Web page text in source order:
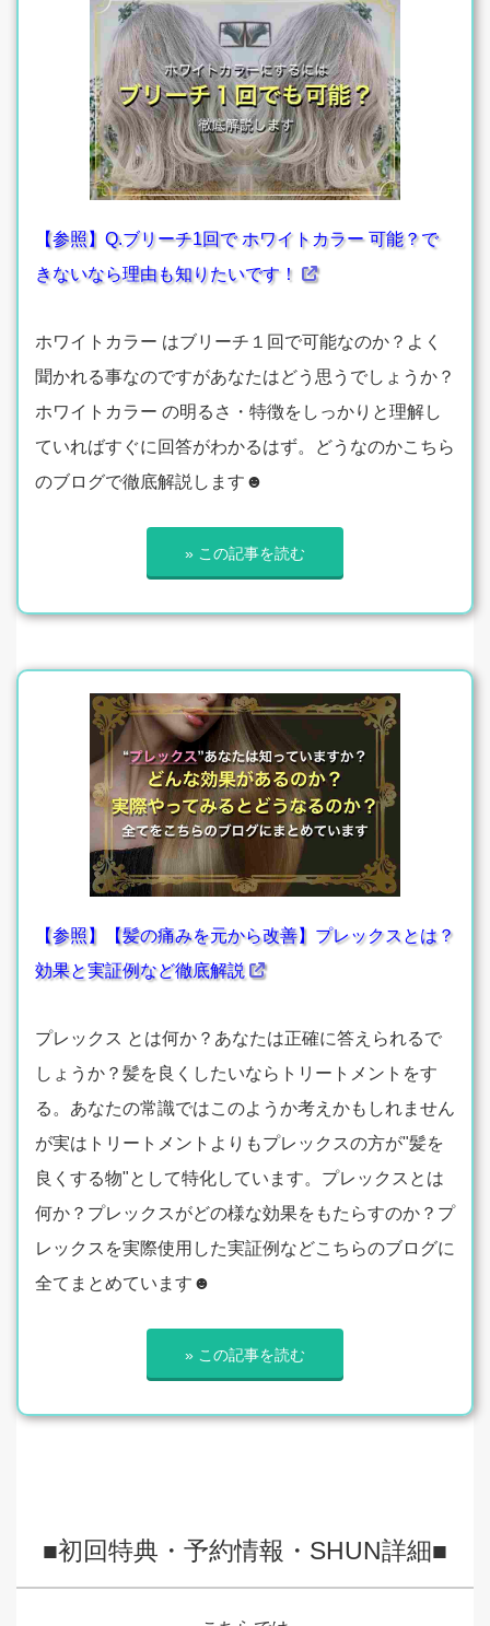
【参照】Q.ブリーチ1回で ホワイトカラー 可能？で
きないなら理由も知りたいです！
ホワイトカラー はブリーチ１回で可能なのか？よく
聞かれる事なのですがあなたはどう思うでしょうか？
ホワイトカラー の明るさ・特徴をしっかりと理解し
ていればすぐに回答がわかるはず。どうなのかこちら
のブログで徹底解説します☻
» この記事を読む
【参照】【髪の痛みを元から改善】プレックスとは？
効果と実証例など徹底解説
プレックス とは何か？あなたは正確に答えられるで
しょうか？髪を良くしたいならトリートメントをす
る。あなたの常識ではこのようか考えかもしれません
が実はトリートメントよりもプレックスの方が"髪を
良くする物"として特化しています。プレックスとは
何か？プレックスがどの様な効果をもたらすのか？プ
レックスを実際使用した実証例などこちらのブログに
全てまとめています☻
» この記事を読む
■初回特典・予約情報・SHUN詳細■